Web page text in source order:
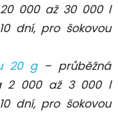
000 až 30 000 l
dní, pro šokovou
20 g – průběžná
2 000 až 3 000 l
dní, pro šokovou